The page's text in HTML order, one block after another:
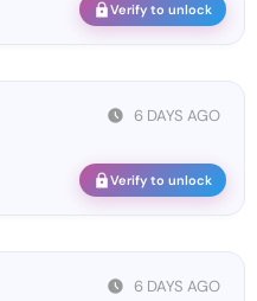
Verify to unlock
6 DAYS AGO
Verify to unlock
6 DAYS AGO